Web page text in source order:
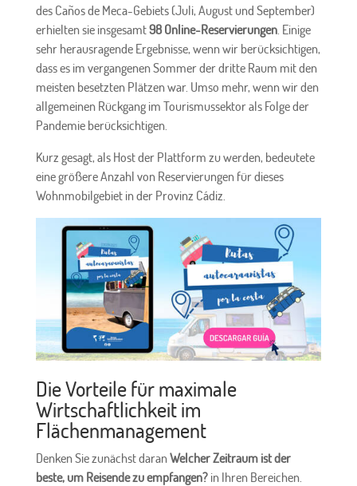
des Caños de Meca-Gebiets (Juli, August und September)
erhielten sie insgesamt98 Online-Reservierungen. Einige
sehr herausragende Ergebnisse, wenn wir berücksichtigen,
dass es im vergangenen Sommer der dritte Raum mit den
meisten besetzten Plätzen war. Umso mehr, wenn wir den
allgemeinen Rückgang im Tourismussektor als Folge der
Pandemie berücksichtigen.
Kurz gesagt, als Host der Plattform zu werden, bedeutete
eine größere Anzahl von Reservierungen für dieses
Wohnmobilgebiet in der Provinz Cádiz.
Die Vorteile für maximale
Wirtschaftlichkeit im
Flächenmanagement
Denken Sie zunächst daranWelcher Zeitraum ist der
beste, um Reisende zu empfangen?in Ihren Bereichen.